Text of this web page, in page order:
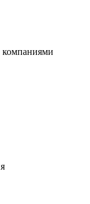
компаниями